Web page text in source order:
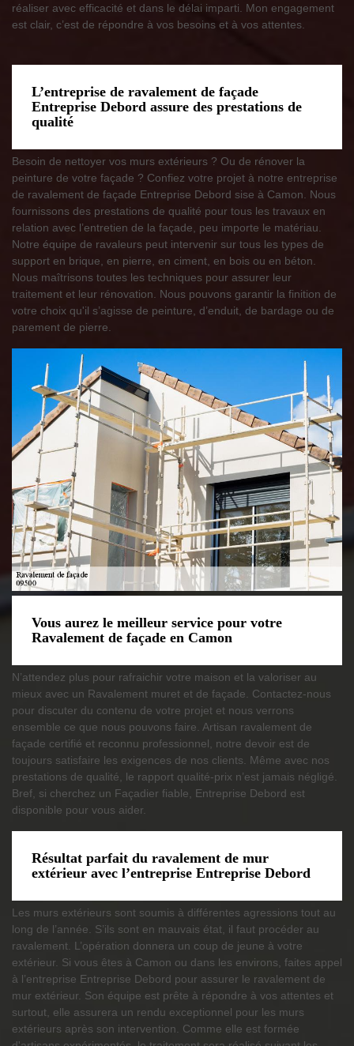
réaliser avec efficacité et dans le délai imparti. Mon engagement
est clair, c’est de répondre à vos besoins et à vos attentes.
L’entreprise de ravalement de façade
Entreprise Debord assure des prestations de
qualité
Besoin de nettoyer vos murs extérieurs ? Ou de rénover la
peinture de votre façade ? Confiez votre projet à notre entreprise
de ravalement de façade Entreprise Debord sise à Camon. Nous
fournissons des prestations de qualité pour tous les travaux en
relation avec l’entretien de la façade, peu importe le matériau.
Notre équipe de ravaleurs peut intervenir sur tous les types de
support en brique, en pierre, en ciment, en bois ou en béton.
Nous maîtrisons toutes les techniques pour assurer leur
traitement et leur rénovation. Nous pouvons garantir la finition de
votre choix qu'il s’agisse de peinture, d’enduit, de bardage ou de
parement de pierre.
Vous aurez le meilleur service pour votre
Ravalement de façade en Camon
N’attendez plus pour rafraichir votre maison et la valoriser au
mieux avec un Ravalement muret et de façade. Contactez-nous
pour discuter du contenu de votre projet et nous verrons
ensemble ce que nous pouvons faire. Artisan ravalement de
façade certifié et reconnu professionnel, notre devoir est de
toujours satisfaire les exigences de nos clients. Même avec nos
prestations de qualité, le rapport qualité-prix n’est jamais négligé.
Bref, si cherchez un Façadier fiable, Entreprise Debord est
disponible pour vous aider.
Résultat parfait du ravalement de mur
extérieur avec l’entreprise Entreprise Debord
Les murs extérieurs sont soumis à différentes agressions tout au
long de l’année. S’ils sont en mauvais état, il faut procéder au
ravalement. L’opération donnera un coup de jeune à votre
extérieur. Si vous êtes à Camon ou dans les environs, faites appel
à l’entreprise Entreprise Debord pour assurer le ravalement de
mur extérieur. Son équipe est prête à répondre à vos attentes et
surtout, elle assurera un rendu exceptionnel pour les murs
extérieurs après son intervention. Comme elle est formée